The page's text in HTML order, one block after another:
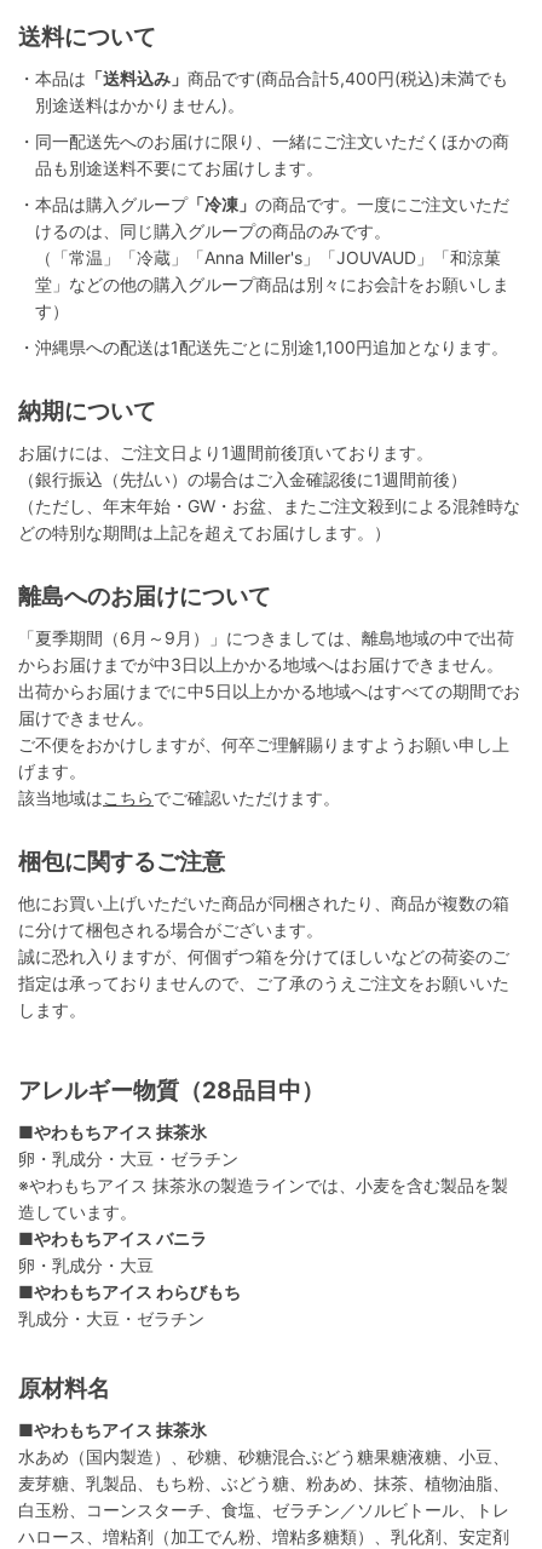
送料について
・本品は 「送料込み」 商品です(商品合計5,400円(税込)未満でも
別途送料はかかりません)。
・同一配送先へのお届けに限り、一緒にご注文いただくほかの商
品も別途送料不要にてお届けします。
・本品は購入グループ「冷凍」 の商品です。一度にご注文いただ
けるのは、同じ購入グループの商品のみです。
（「常温」「冷蔵」「Anna Miller's」「JOUVAUD」「和涼菓
堂」などの他の購入グループ商品は別々にお会計をお願いしま
す）
・沖縄県への配送は1配送先ごとに別途1,100円追加となります。
納期について
お届けには、ご注文日より1週間前後頂いております。
（銀行振込（先払い）の場合はご入金確認後に1週間前後）
（ただし、年末年始・GW・お盆、またご注文殺到による混雑時な
どの特別な期間は上記を超えてお届けします。）
離島へのお届けについて
「夏季期間（6月～9月）」につきましては、離島地域の中で出荷
からお届けまでが中3日以上かかる地域へはお届けできません。
出荷からお届けまでに中5日以上かかる地域へはすべての期間でお
届けできません。
ご不便をおかけしますが、何卒ご理解賜りますようお願い申し上
げます。
該当地域はこちらでご確認いただけます。
梱包に関するご注意
他にお買い上げいただいた商品が同梱されたり、商品が複数の箱
に分けて梱包される場合がございます。
誠に恐れ入りますが、何個ずつ箱を分けてほしいなどの荷姿のご
指定は承っておりませんので、ご了承のうえご注文をお願いいた
します。
アレルギー物質（28品目中）
■やわもちアイス 抹茶氷
卵・乳成分・大豆・ゼラチン
※やわもちアイス 抹茶氷の製造ラインでは、小麦を含む製品を製
造しています。
■やわもちアイス バニラ
卵・乳成分・大豆
■やわもちアイス わらびもち
乳成分・大豆・ゼラチン
原材料名
■やわもちアイス 抹茶氷
水あめ（国内製造）、砂糖、砂糖混合ぶどう糖果糖液糖、小豆、
麦芽糖、乳製品、もち粉、ぶどう糖、粉あめ、抹茶、植物油脂、
白玉粉、コーンスターチ、食塩、ゼラチン／ソルビトール、トレ
ハロース、増粘剤（加工でん粉、増粘多糖類）、乳化剤、安定剤